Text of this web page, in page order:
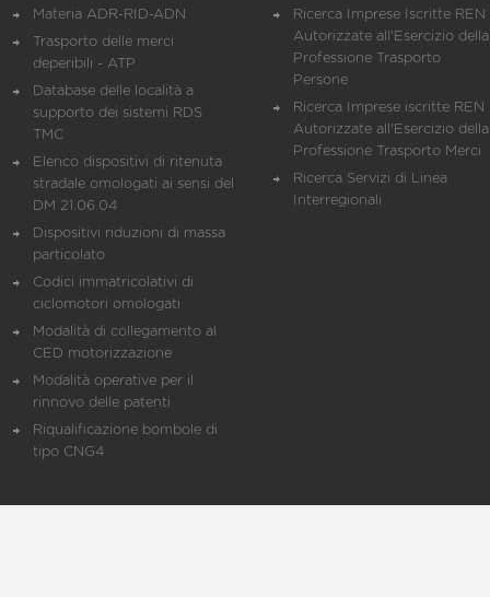
Materia ADR-RID-ADN
Trasporto delle merci
deperibili - ATP
Database delle località a
supporto dei sistemi RDS
TMC
Elenco dispositivi di ritenuta
stradale omologati ai sensi del
DM 21.06.04
Dispositivi riduzioni di massa
particolato
Codici immatricolativi di
ciclomotori omologati
Modalità di collegamento al
CED motorizzazione
Modalità operative per il
rinnovo delle patenti
Riqualificazione bombole di
tipo CNG4
Ricerca Imprese Iscritte REN
Autorizzate all'Esercizio della
Professione Trasporto
Persone
Ricerca Imprese iscritte REN
Autorizzate all'Esercizio della
Professione Trasporto Merci
Ricerca Servizi di Linea
Interregionali